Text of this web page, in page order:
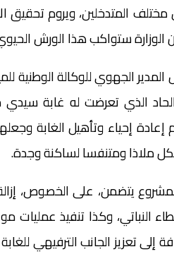
مختلف المتدخلين، ويروم تحقيق
الوزارة ستواكب هذا الورش
الجهوي للوكالة الوطنية
إعادة إحياء وتأهيل الغابة
ملاذا ومتنفسا لساكنة وجدة.
النباتي، وكذا تنفيذ عمليات
إلى تعزيز الجانب